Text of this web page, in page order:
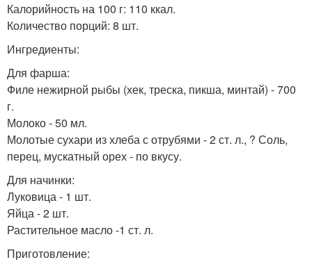
Калорийность на 100 г: 110 ккал.
Количество порций: 8 шт.
Ингредиенты:
Для фарша:
Филе нежирной рыбы (хек, треска, пикша, минтай) - 700
г.
Молоко - 50 мл.
Молотые сухари из хлеба с отрубями - 2 ст. л., ? Соль,
перец, мускатный орех - по вкусу.
Для начинки:
Луковица - 1 шт.
Яйца - 2 шт.
Растительное масло -1 ст. л.
Приготовление: